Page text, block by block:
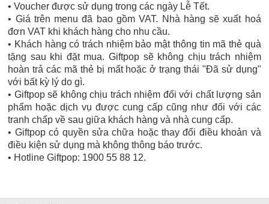
• Voucher được sử dụng trong các ngày Lễ Tết.
• Giá trên menu đã bao gồm VAT. Nhà hàng sẽ xuất hoá
đơn VAT khi khách hàng cho nhu cầu.
• Khách hàng có trách nhiệm bảo mật thông tin mã thẻ quà
tặng sau khi đặt mua. Giftpop sẽ không chịu trách nhiệm
hoàn trả các mã thẻ bị mất hoặc ở trạng thái "Đã sử dụng"
với bất kỳ lý do gì.
• Giftpop sẽ không chịu trách nhiệm đối với chất lượng sản
phẩm hoặc dịch vụ được cung cấp cũng như đối với các
tranh chấp về sau giữa khách hàng và nhà cung cấp.
• Giftpop có quyền sửa chữa hoặc thay đổi điều khoản và
điều kiện sử dụng mà không thông báo trước.
• Hotline Giftpop: 1900 55 88 12.